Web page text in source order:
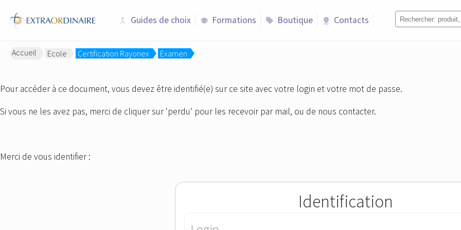
merge Guides de choix school Formations sell Boutique pin_drop Contacts
Accueil Ecole Certification Rayonex Examen
Pour accéder à ce document, vous devez être identifié(e) sur ce site avec votre login et votre mot de passe.
Si vous ne les avez pas, merci de cliquer sur 'perdu' pour les recevoir par mail, ou de nous contacter.
Merci de vous identifier :
Identification